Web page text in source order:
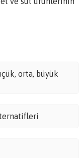
orta, büyük